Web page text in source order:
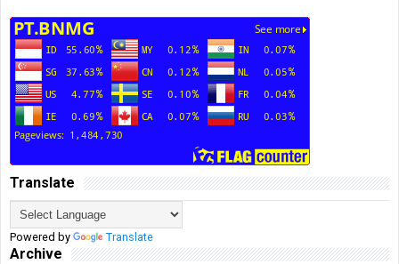
Translate
Powered by Translate
Archive